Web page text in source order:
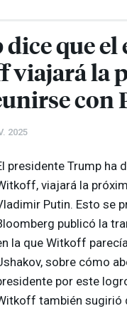
que el
viajará la
con
2025
presidente Trump ha
viajará la
Putin. Esto se
publicó la
la que Witkoff
sobre cómo
por este
también sugirió